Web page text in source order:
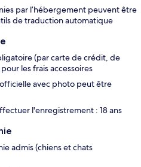
par l’hébergement peuvent être
de traduction automatique
(par carte de crédit, de
les frais accessoires
avec photo peut être
l'enregistrement : 18 ans
admis (chiens et chats